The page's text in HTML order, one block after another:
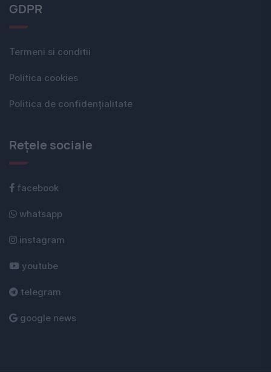
GDPR
Termeni si conditii
Politica cookies
Politica de confidențialitate
Rețele sociale
facebook
whatsapp
instagram
youtube
telegram
google news